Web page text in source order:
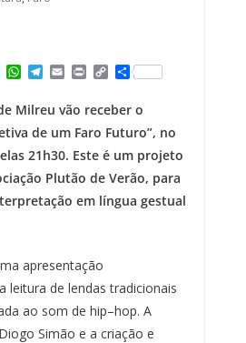
L
n
k
e
I
n
W
a
t
s
p
p
T
e
g
a
m
E
a
i
l
P
n
t
C
p
y
L
n
k
S
r
e
Milreu vão receber o
de um Faro Futuro”, no
21h30. Este é um projeto
Plutão de Verão, para
em língua gestual
apresentação
leitura de lendas tradicionais
ao som de hip–hop. A
Simão e a criação e